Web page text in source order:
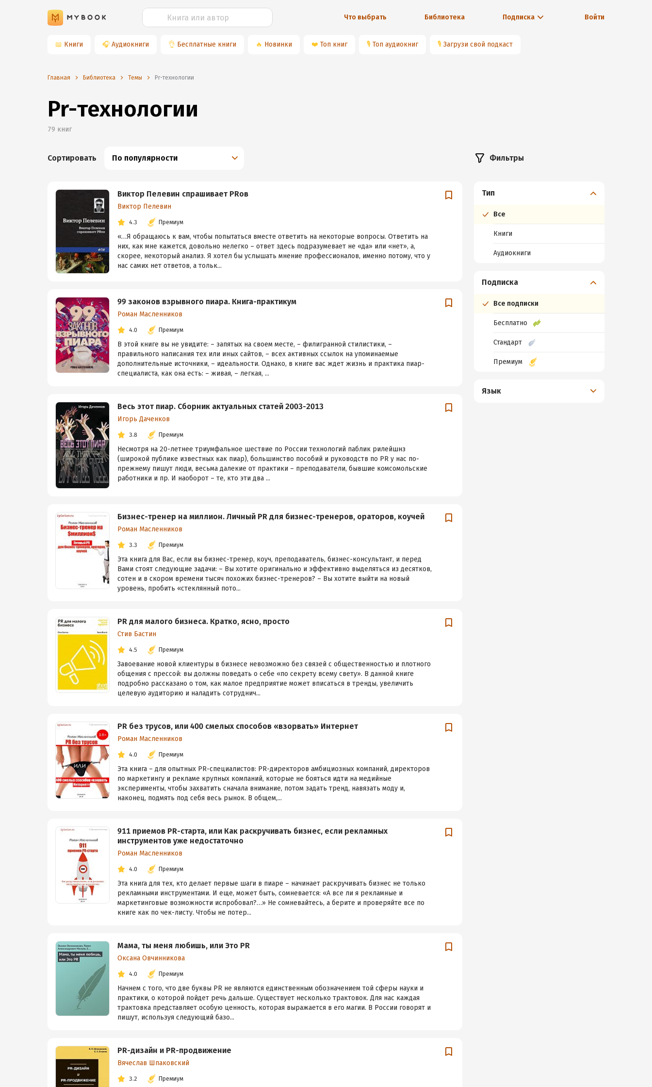
Что выбрать Библиотека Подписка Войти
📖 Книги 🎧 Аудиокниги 👌 Бесплатные книги 🔥 Новинки ❤️ Топ книг 🎙 Топ аудиокниг 🎙 Загрузи свой подкаст
Главная Библиотека Темы pr-технологии
Pr-технологии
79 книг
Сортировать По популярности
Виктор Пелевин спрашивает PRов
Виктор Пелевин
4.3 Премиум
«…Я обращаюсь к вам, чтобы попытаться вместе ответить на некоторые вопросы. Ответить на
них, как мне кажется, довольно нелегко – ответ здесь подразумевает не «да» или «нет», а,
скорее, некоторый анализ. Я хотел бы услышать мнение профессионалов, именно потому, что у
нас самих нет ответов, а тольк...
99 законов взрывного пиара. Книга-практикум
Роман Масленников
4.0 Премиум
В этой книге вы не увидите: – запятых на своем месте, – филигранной стилистики, –
правильного написания тех или иных сайтов, – всех активных ссылок на упоминаемые
дополнительные источники, – идеальности. Однако, в книге вас ждет жизнь и практика пиар-
специалиста, как она есть: – живая, – легкая, ...
Весь этот пиар. Сборник актуальных статей 2003-2013
Игорь Даченков
3.8 Премиум
Несмотря на 20-летнее триумфальное шествие по России технологий паблик рилейшнз
(широкой публике известных как пиар), большинство пособий и руководств по PR у нас по-
прежнему пишут люди, весьма далекие от практики – преподаватели, бывшие комсомольские
работники и пр. И наоборот – те, кто эти два ...
Бизнес-тренер на миллион. Личный PR для бизнес-тренеров, ораторов, коучей
Роман Масленников
3.3 Премиум
Эта книга для Вас, если вы бизнес-тренер, коуч, преподаватель, бизнес-консультант, и перед
Вами стоят следующие задачи: – Вы хотите оригинально и эффективно выделяться из десятков,
сотен и в скором времени тысяч похожих бизнес-тренеров? – Вы хотите выйти на новый
уровень, пробить «стеклянный пото...
PR для малого бизнеса. Кратко, ясно, просто
Стив Бастин
4.5 Премиум
Завоевание новой клиентуры в бизнесе невозможно без связей с общественностью и плотного
общения с прессой: вы должны поведать о себе «по секрету всему свету». В данной книге
подробно рассказано о том, как малое предприятие может вписаться в тренды, увеличить
целевую аудиторию и наладить сотруднич...
PR без трусов, или 400 смелых способов «взорвать» Интернет
Роман Масленников
4.0 Премиум
Эта книга – для опытных PR-специалистов: PR-директоров амбициозных компаний, директоров
по маркетингу и рекламе крупных компаний, которые не бояться идти на медийные
эксперименты, чтобы захватить сначала внимание, потом задать тренд, навязать моду и,
наконец, подмять под себя весь рынок. В общем,...
911 приемов PR-старта, или Как раскручивать бизнес, если рекламных
инструментов уже недостаточно
Роман Масленников
4.0 Премиум
Эта книга для тех, кто делает первые шаги в пиаре – начинает раскручивать бизнес не только
рекламными инструментами. И еще, может быть, сомневается: «А все ли я рекламные и
маркетинговые возможности испробовал?…» Не сомневайтесь, а берите и проверяйте все по
книге как по чек-листу. Чтобы не потер...
Мама, ты меня любишь, или Это PR
Оксана Овчинникова
4.0 Премиум
Начнем с того, что две буквы PR не являются единственным обозначением той сферы науки и
практики, о которой пойдет речь дальше. Существует несколько трактовок. Для нас каждая
трактовка представляет особую ценность, которая выражается в его магии. В России говорят и
пишут, используя следующий базо...
PR-дизайн и PR-продвижение
Вячеслав Шпаковский
3.2 Премиум
Фильтры
Тип
Все
Книги
Аудиокниги
Подписка
Все подписки
Бесплатно
Стандарт
Премиум
Язык